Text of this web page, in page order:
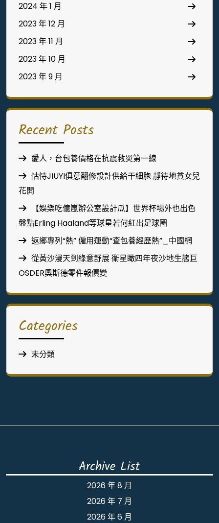
2024 年 1 月
2023 年 12 月
2023 年 11 月
2023 年 10 月
2023 年 9 月
Recent Posts
愛人，台包養價格在抗震救災第一線
怙恃JIUYI俱意翻修設計供給干細胞 靜待地貧女兒
花開
【娛樂吃億嵐辦公室設計瓜】世界杯場外也出色
盤點Erling Haaland等球星若何紅出足球圈
返鄉專列“熱” 僱用運動“查包養經歷熱”_中國網
從黃沙漫天到綠意舒展 衛星瞰四年夜沙地生態巨
OSDER奧斯德零件報價變
Categories
未分類
Archive List
2026 年 8 月
2026 年 7 月
2026 年 6 月